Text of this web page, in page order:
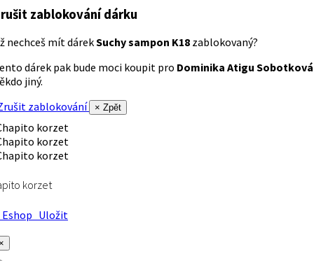
zablokování dárku
nechceš mít dárekSuchy sampon K18 zablokovaný?
dárek pak bude moci koupit pro Dominika Atigu Sobotková
jiný.
zablokování
× Zpět
korzet
Uložit